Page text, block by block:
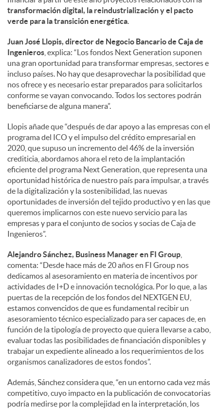
transformación digital, la reindustrialización y el pacto
verde para la transición energética.
Juan José Llopis, director de Negocio Bancario de Caja de
Ingenieros , explica: “Los fondos Next Generation suponen
una gran oportunidad para transformar empresas, sectores e
incluso países. No hay que desaprovechar la posibilidad que
nos ofrece y es necesario estar preparados para solicitarlos
conforme se vayan convocando. Todos los sectores podrán
beneficiarse de alguna manera”.
Llopis añade que “después de dar apoyo a las empresas con el
programa del ICO y el impulso del crédito empresarial en
2020, que supuso un incremento del 46% de la inversión
crediticia, abordamos ahora el reto de la implantación
eficiente del programa Next Generation, que representa una
oportunidad histórica de nuestro país para impulsar, a través
de la digitalización y la sostenibilidad, las nuevas
oportunidades de inversión del tejido productivo y en las que
queremos implicarnos con este nuevo servicio para las
empresas y para el conjunto de socios y socias de Caja de
Ingenieros”.
Alejandro Sánchez, Business Manager en FI Group
comenta: “Desde hace más de 20 años en FI Group nos
dedicamos al asesoramiento en materia de incentivos por
actividades de I+D e innovación tecnológica. Por lo que, a las
puertas de la recepción de los fondos del NEXTGEN EU,
estamos convencidos de que es fundamental recibir un
asesoramiento técnico especializado para ser capaces de, en
función de la tipología de proyecto que quiera llevarse a cabo,
evaluar todas las posibilidades de financiación disponibles y
trabajar un expediente alineado a los requerimientos de los
organismos canalizadores de estos fondos”.
Además, Sánchez considera que, “en un entorno cada vez más
competitivo, cuyo impacto en la publicación de convocatorias
podría medirse por la complejidad en la interpretación, los